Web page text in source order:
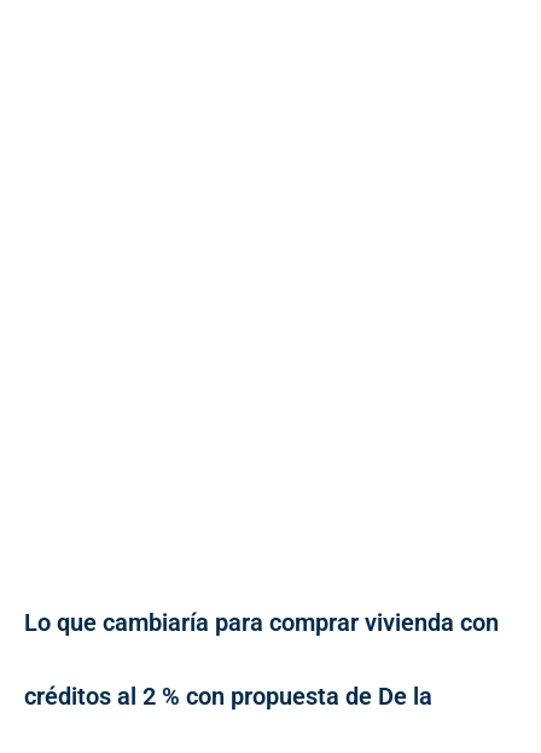
Lo que cambiaría para comprar vivienda con
créditos al 2 % con propuesta de De la